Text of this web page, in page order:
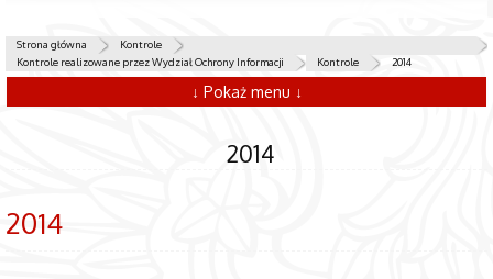
Strona główna
Kontrole
Kontrole realizowane przez Wydział Ochrony Informacji
Kontrole 2014
↓ Pokaż menu ↓
2014
2014